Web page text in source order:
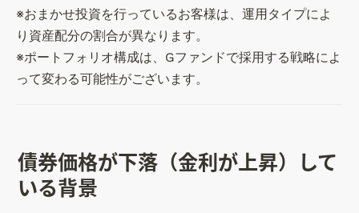
o
m
be
rg
タ
を
元
※
期
間
：
2
年
1
0
※おまかせ投資を行っているお客様は、運用タイプによ
り資産配分の割合が異なります。
※ポートフォリオ構成は、Gファンドで採用する戦略によ
って変わる可能性がございます。
債券価格が下落（金利が上昇）して
いる背景